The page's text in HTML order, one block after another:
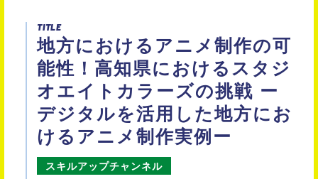
TITLE
地方におけるアニメ制作の可
能性！高知県におけるスタジ
オエイトカラーズの挑戦 ー
デジタルを活用した地方にお
けるアニメ制作実例ー
スキルアップチャンネル